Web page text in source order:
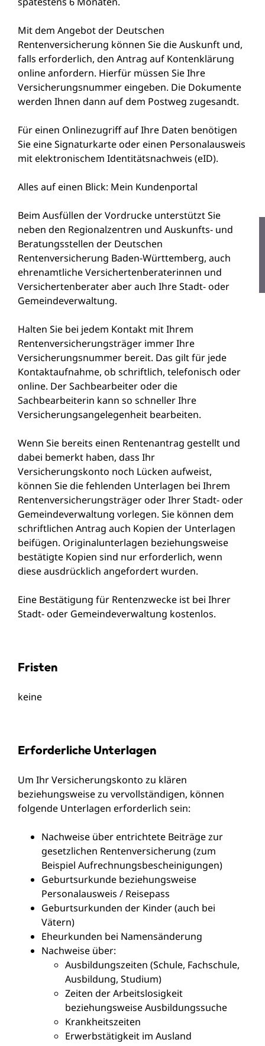
Mit dem Angebot der Deutschen
Rentenversicherung können Sie die Auskunft und,
falls erforderlich, den Antrag auf Kontenklärung
online anfordern. Hierfür müssen Sie Ihre
Versicherungsnummer eingeben. Die Dokumente
werden Ihnen dann auf dem Postweg zugesandt.
Für einen Onlinezugriff auf Ihre Daten benötigen
Sie eine Signaturkarte oder einen Personalausweis
mit elektronischem Identitätsnachweis (eID).
Alles auf einen Blick: Mein Kundenportal
Beim Ausfüllen der Vordrucke unterstützt Sie
neben den Regionalzentren und Auskunfts- und
Beratungsstellen der Deutschen
Rentenversicherung Baden-Württemberg, auch
ehrenamtliche Versichertenberaterinnen und
Versichertenberateraber auch Ihre Stadt- oder
Gemeindeverwaltung.
Halten Sie bei jedem Kontakt mit Ihrem
Rentenversicherungsträger immer Ihre
Versicherungsnummer bereit. Das gilt für jede
Kontaktaufnahme, ob schriftlich, telefonisch oder
online. Der Sachbearbeiter oder die
Sachbearbeiterin kann so schneller Ihre
Versicherungsangelegenheit bearbeiten.
Wenn Sie bereits einen Rentenantrag gestellt und
dabei bemerkt haben, dass Ihr
Versicherungskonto noch Lücken aufweist,
können Sie die fehlenden Unterlagen bei Ihrem
Rentenversicherungsträger oder Ihrer Stadt- oder
Gemeindeverwaltung vorlegen. Sie können dem
schriftlichen Antrag auch Kopien der Unterlagen
beifügen. Originalunterlagen beziehungsweise
bestätigte Kopien sind nur erforderlich, wenn
diese ausdrücklich angefordert wurden.
Eine Bestätigung für Rentenzwecke ist bei Ihrer
Stadt- oder Gemeindeverwaltung kostenlos.
Fristen
keine
Erforderliche Unterlagen
Um Ihr Versicherungskonto zu klären
beziehungsweise zu vervollständigen, können
folgende Unterlagen erforderlich sein:
Nachweise über entrichtete Beiträge zur
gesetzlichen Rentenversicherung (zum
Beispiel Aufrechnungsbescheinigungen)
Geburtsurkunde beziehungsweise
Personalausweis / Reisepass
Geburtsurkunden der Kinder (auch bei
Vätern)
Eheurkunden bei Namensänderung
Nachweise über:
Ausbildungszeiten (Schule, Fachschule,
Ausbildung, Studium)
Zeiten der Arbeitslosigkeit
beziehungsweise Ausbildungssuche
Krankheitszeiten
Erwerbstätigkeit im Ausland